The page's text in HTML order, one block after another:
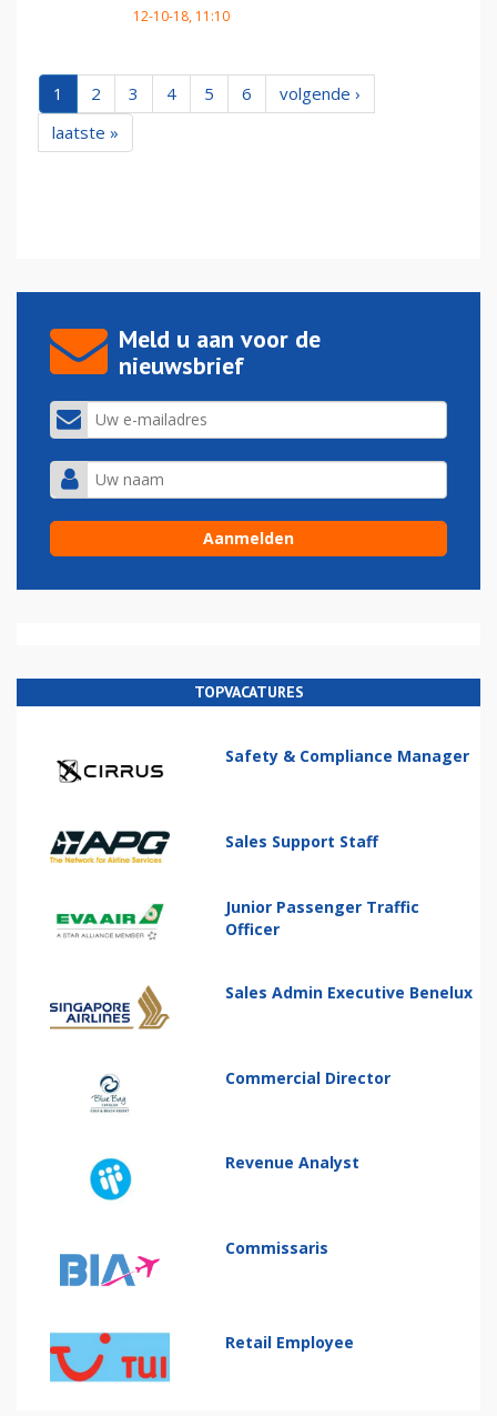
12-10-18, 11:10
1 2 3 4 5 6
volgende ›
laatste »
Meld u aan voor de
nieuwsbrief
TOPVACATURES
Safety & Compliance Manager
Sales Support Staff
Junior Passenger Traffic
Officer
Sales Admin Executive Benelux
Commercial Director
Revenue Analyst
Commissaris
Retail Employee